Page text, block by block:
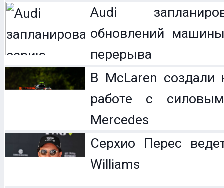
Audi
обновлений
перерыва
В McLaren создали
работе с
Mercedes
Серхио Перес
Williams